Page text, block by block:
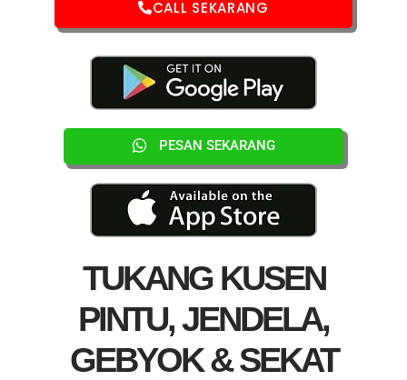
TUKANG KUSEN
PINTU, JENDELA,
GEBYOK & SEKAT
CALL SEKARANG
PESAN SEKARANG